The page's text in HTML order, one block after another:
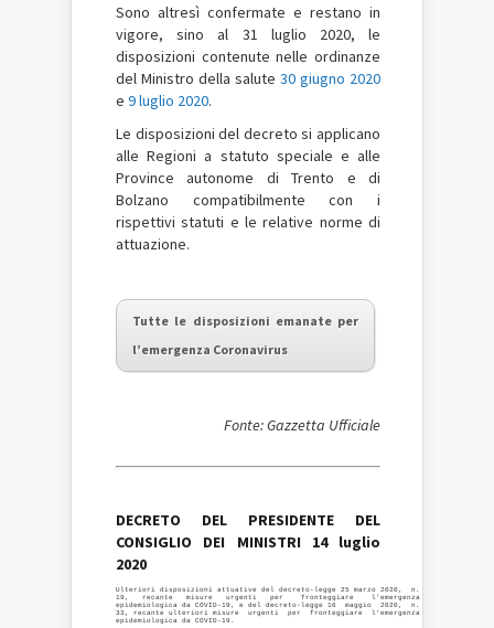
Sono altresì confermate e restano in
vigore, sino al 31 luglio 2020, le
disposizioni contenute nelle ordinanze
del Ministro della salute 30 giugno 2020
e 9 luglio 2020.
Le disposizioni del decreto si applicano
alle Regioni a statuto speciale e alle
Province autonome di Trento e di
Bolzano compatibilmente con i
rispettivi statuti e le relative norme di
attuazione.
Tutte le disposizioni emanate per
l’emergenza Coronavirus
Fonte: Gazzetta Ufficiale
DECRETO DEL PRESIDENTE DEL
CONSIGLIO DEI MINISTRI 14 luglio
2020
Ulteriori disposizioni attuative del decreto-legge 25 marzo 2020,  n.
19,   recante   misure   urgenti   per    fronteggiare    l'emergenza
epidemiologica da COVID-19, e del decreto-legge 16  maggio  2020,  n.
33, recante ulteriori misure  urgenti  per  fronteggiare  l'emergenza
epidemiologica da COVID-19.